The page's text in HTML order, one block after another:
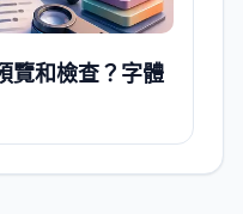
覽和檢查？字體